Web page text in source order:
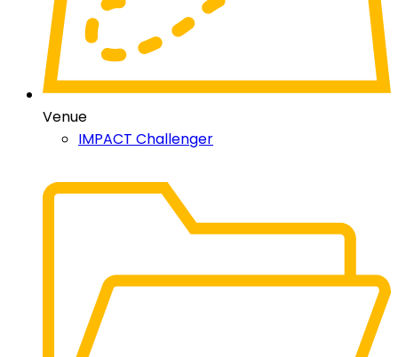
Venue
IMPACT Challenger